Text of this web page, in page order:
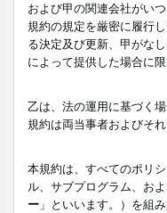
および甲の関連会社がい
規約の規定を厳密に履行
る決定及び更新、甲がな
によって提供した場合に
乙は、法の運用に基づく
規約は両当事者およびそ
本規約は、すべてのポリ
ル、サブプログラム、お
ー 」といいます。）を組